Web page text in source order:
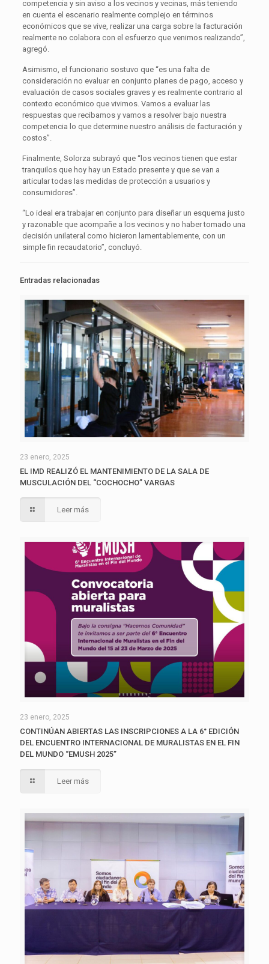
competencia y sin aviso a los vecinos y vecinas, más teniendo
en cuenta el escenario realmente complejo en términos
económicos que se vive, realizar una carga sobre la facturación
realmente no colabora con el esfuerzo que venimos realizando”,
agregó.
Asimismo, el funcionario sostuvo que “es una falta de
consideración no evaluar en conjunto planes de pago, acceso y
evaluación de casos sociales graves y es realmente contrario al
contexto económico que vivimos. Vamos a evaluar las
respuestas que recibamos y vamos a resolver bajo nuestra
competencia lo que determine nuestro análisis de facturación y
costos”.
Finalmente, Solorza subrayó que “los vecinos tienen que estar
tranquilos que hoy hay un Estado presente y que se van a
articular todas las medidas de protección a usuarios y
consumidores”.
“Lo ideal era trabajar en conjunto para diseñar un esquema justo
y razonable que acompañe a los vecinos y no haber tomado una
decisión unilateral como hicieron lamentablemente, con un
simple fin recaudatorio”, concluyó.
Entradas relacionadas
23 enero, 2025
EL IMD REALIZÓ EL MANTENIMIENTO DE LA SALA DE
MUSCULACIÓN DEL “COCHOCHO” VARGAS
Leer más
23 enero, 2025
CONTINÚAN ABIERTAS LAS INSCRIPCIONES A LA 6° EDICIÓN
DEL ENCUENTRO INTERNACIONAL DE MURALISTAS EN EL FIN
DEL MUNDO “EMUSH 2025”
Leer más